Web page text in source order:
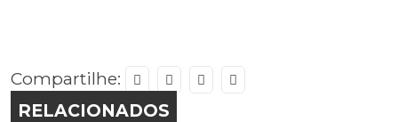
Compartilhe:
RELACIONADOS